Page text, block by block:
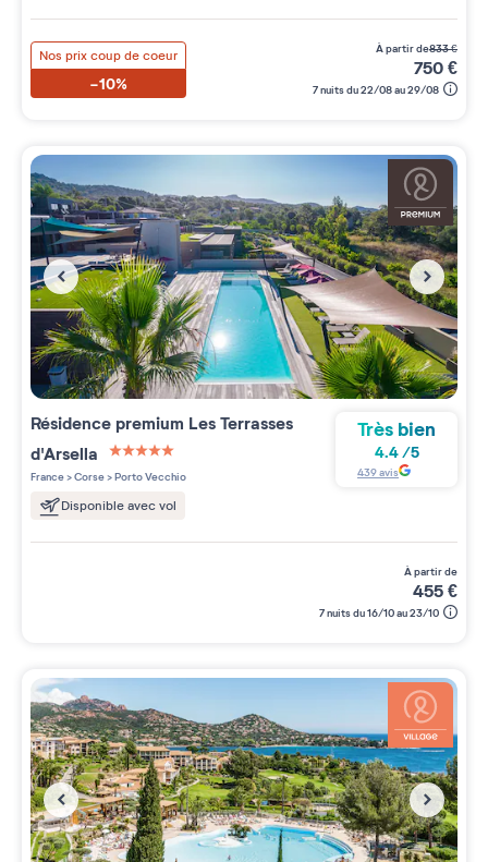
Nos prix coup de coeur
-10%
à partir de833€
750€
7 nuits du 22/08 au 29/08
Résidence premium Les Terrasses
d'Arsella
5 étoiles sur 5
France>Corse>Porto Vecchio
Disponible avec vol
Très bien
4.4/5
439avis
à partir de
455€
7 nuits du 16/10 au 23/10